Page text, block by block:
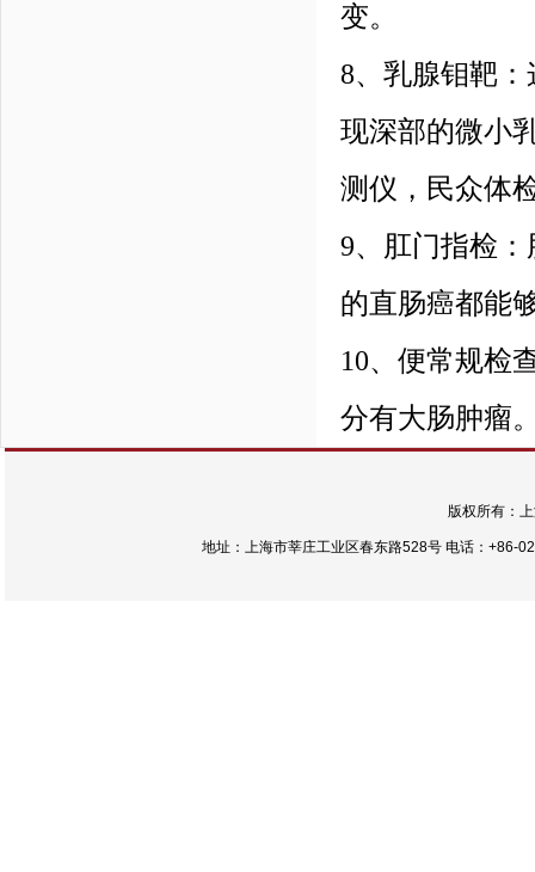
变。
8、乳腺钼靶
现深部的微小
测仪，民众体
9、肛门指检
的直肠癌都能
10、便常规检
分有大肠肿瘤
版权所有：
地址：上海市莘庄工业区春东路528号 电话：+86-